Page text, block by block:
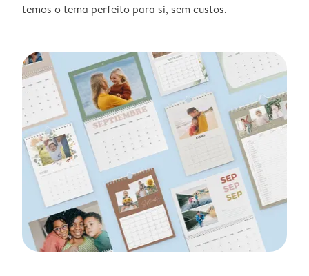
temos o tema perfeito para si, sem custos.